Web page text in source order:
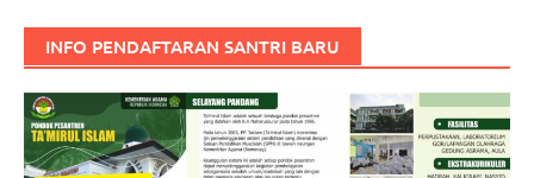
INFO PENDAFTARAN SANTRI BARU